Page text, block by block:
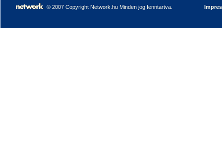
© 2007 Copyright Network.hu Minden jog fenntartva.